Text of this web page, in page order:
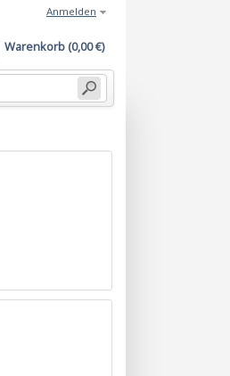
Warenkorb (0,00 €)
Anmelden